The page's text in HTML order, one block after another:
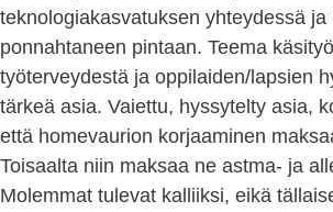
teknologiakasvatuksen yhteydessä
ponnahtaneen pintaan. Teema
työterveydestä ja oppilaiden/lapsien
tärkeä asia. Vaiettu, hyssytelty asia,
että homevaurion korjaaminen
Toisaalta niin maksaa ne astma- ja
Molemmat tulevat kalliiksi, eikä